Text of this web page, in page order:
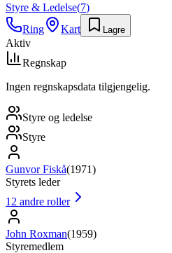
Styre & Ledelse(7)
Ring
Kart Lagre
Aktiv
Regnskap
Ingen regnskapsdata tilgjengelig.
Styre og ledelse
Styre
Gunvor Fiskå(1971)
Styrets leder
12 andre roller
John Roxman(1959)
Styremedlem